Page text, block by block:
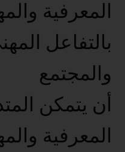
المعرفية
بالتفاعل
والمجتمع
أن يتمكن
المعرفية